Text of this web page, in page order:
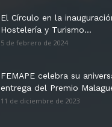
El Círculo en la
Hostelería y Turismo...
5 de febrero de 2024
FEMAPE celebra su
entrega del Premio
11 de diciembre de 2023